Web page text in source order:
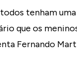
tenham
que os
Fernando